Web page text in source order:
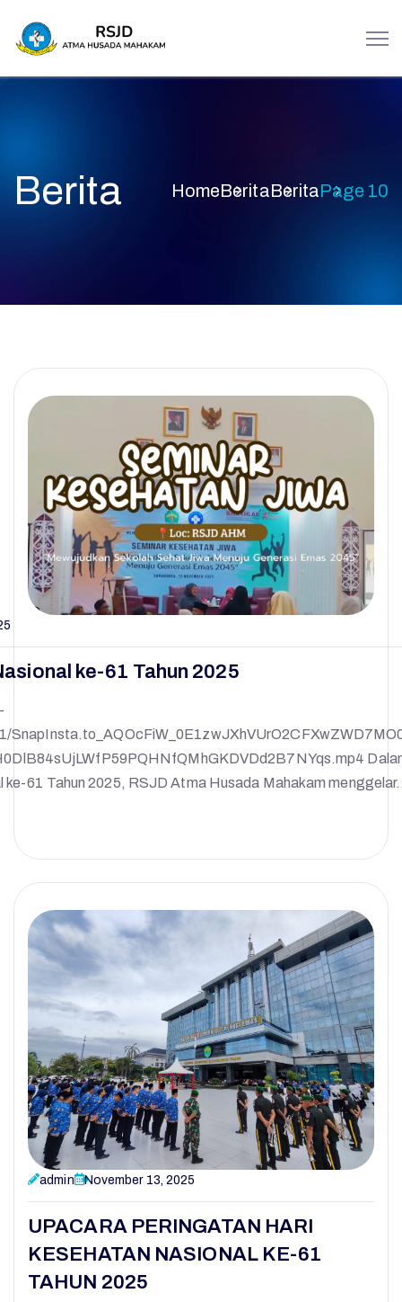
Berita HomeBeritaBeritaPage 10
ke-61 Tahun 2025
ke-61 Tahun 2025, RSJD Atma Husada Mahakam
admin November 13, 2025
UPACARA PERINGATAN HARI
KESEHATAN NASIONAL KE-61
TAHUN 2025